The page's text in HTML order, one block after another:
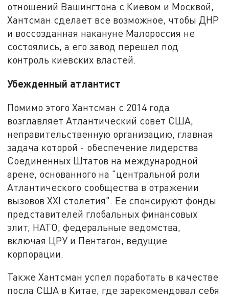
отношений Вашингтона с Киевом и Москвой,
Хантсман сделает все возможное, чтобы ДНР
и воссозданная накануне Малороссия не
состоялись, а его завод перешел под
контроль киевских властей.
Убежденный атлантист
Помимо этого Хантсман с 2014 года
возглавляет Атлантический совет США,
неправительственную организацию, главная
задача которой - обеспечение лидерства
Соединенных Штатов на международной
арене, основанного на "центральной роли
Атлантического сообщества в отражении
вызовов XXI столетия". Ее спонсируют фонды
представителей глобальных финансовых
элит, НАТО, федеральные ведомства,
включая ЦРУ и Пентагон, ведущие
корпорации.
Также Хантсман успел поработать в качестве
посла США в Китае, где зарекомендовал себя